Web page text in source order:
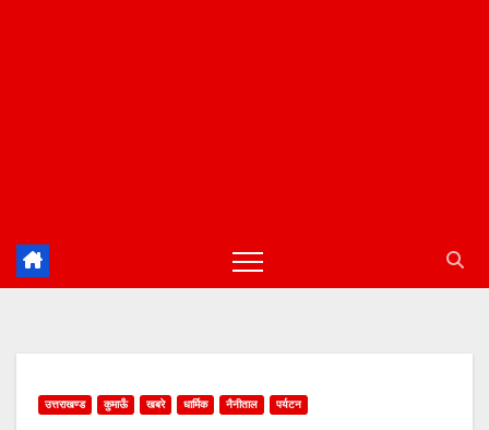
उत्तराखण्ड कुमाऊँ खबरे धार्मिक नैनीताल पर्यटन